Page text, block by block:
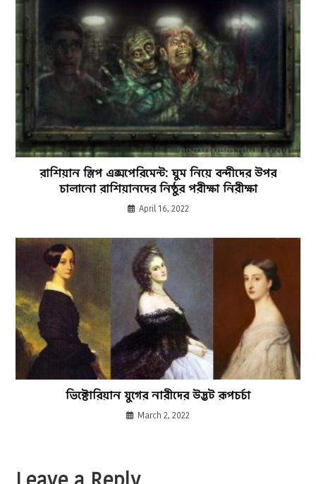
রাশিয়ান স্লিপ এক্সপেরিমেন্ট: ঘুম নিয়ে বন্দীদের উপর
চালানো রাশিয়ানদের নিষ্ঠুর পরীক্ষা নিরীক্ষা
April 16, 2022
ভিক্টোরিয়ান যুগের নারীদের উদ্ভট রূপচর্চা
March 2, 2022